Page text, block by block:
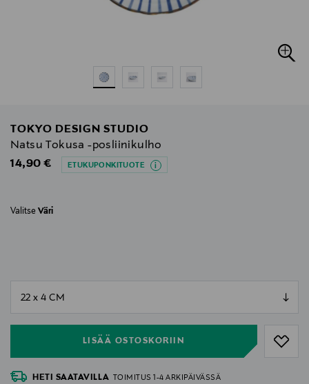
TOKYO DESIGN STUDIO
Natsu Tokusa -posliinikulho
Original Price
14,90 € ETUKUPONKITUOTE
Valitse Väri
LISÄÄ OSTOSKORIIN
HETI SAATAVILLA
TOIMITUS 1-4 ARKIPÄIVÄSSÄ